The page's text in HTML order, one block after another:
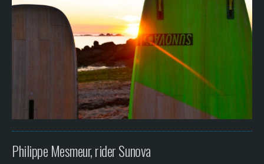
Philippe Mesmeur, rider Sunova